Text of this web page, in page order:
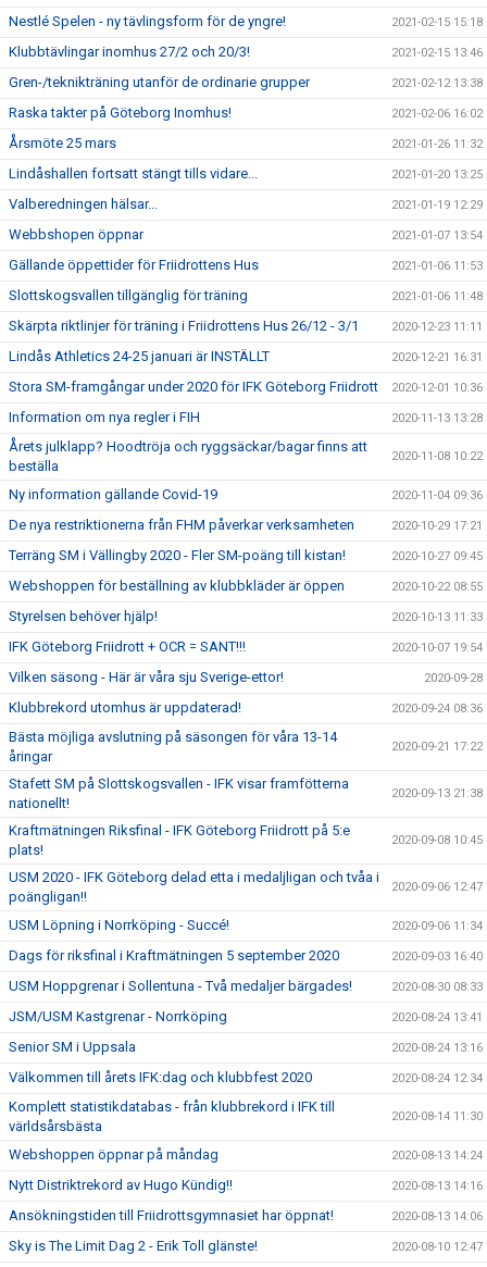
Nestlé Spelen - ny tävlingsform för de yngre! 2021-02-15 15:18
Klubbtävlingar inomhus 27/2 och 20/3! 2021-02-15 13:46
Gren-/teknikträning utanför de ordinarie grupper 2021-02-12 13:38
Raska takter på Göteborg Inomhus! 2021-02-06 16:02
Årsmöte 25 mars 2021-01-26 11:32
Lindåshallen fortsatt stängt tills vidare... 2021-01-20 13:25
Valberedningen hälsar... 2021-01-19 12:29
Webbshopen öppnar 2021-01-07 13:54
Gällande öppettider för Friidrottens Hus 2021-01-06 11:53
Slottskogsvallen tillgänglig för träning 2021-01-06 11:48
Skärpta riktlinjer för träning i Friidrottens Hus 26/12 - 3/1 2020-12-23 11:11
Lindås Athletics 24-25 januari är INSTÄLLT 2020-12-21 16:31
Stora SM-framgångar under 2020 för IFK Göteborg Friidrott 2020-12-01 10:36
Information om nya regler i FIH 2020-11-13 13:28
Årets julklapp? Hoodtröja och ryggsäckar/bagar finns att
beställa
2020-11-08 10:22
Ny information gällande Covid-19 2020-11-04 09:36
De nya restriktionerna från FHM påverkar verksamheten 2020-10-29 17:21
Terräng SM i Vällingby 2020 - Fler SM-poäng till kistan! 2020-10-27 09:45
Webshoppen för beställning av klubbkläder är öppen 2020-10-22 08:55
Styrelsen behöver hjälp! 2020-10-13 11:33
IFK Göteborg Friidrott + OCR = SANT!!! 2020-10-07 19:54
Vilken säsong - Här är våra sju Sverige-ettor! 2020-09-28
Klubbrekord utomhus är uppdaterad! 2020-09-24 08:36
Bästa möjliga avslutning på säsongen för våra 13-14
åringar
2020-09-21 17:22
Stafett SM på Slottskogsvallen - IFK visar framfötterna
nationellt!
2020-09-13 21:38
Kraftmätningen Riksfinal - IFK Göteborg Friidrott på 5:e
plats!
2020-09-08 10:45
USM 2020 - IFK Göteborg delad etta i medaljligan och tvåa i
poängligan!!
2020-09-06 12:47
USM Löpning i Norrköping - Succé! 2020-09-06 11:34
Dags för riksfinal i Kraftmätningen 5 september 2020 2020-09-03 16:40
USM Hoppgrenar i Sollentuna - Två medaljer bärgades! 2020-08-30 08:33
JSM/USM Kastgrenar - Norrköping 2020-08-24 13:41
Senior SM i Uppsala 2020-08-24 13:16
Välkommen till årets IFK:dag och klubbfest 2020 2020-08-24 12:34
Komplett statistikdatabas - från klubbrekord i IFK till
världsårsbästa
2020-08-14 11:30
Webshoppen öppnar på måndag 2020-08-13 14:24
Nytt Distriktrekord av Hugo Kündig!! 2020-08-13 14:16
Ansökningstiden till Friidrottsgymnasiet har öppnat! 2020-08-13 14:06
Sky is The Limit Dag 2 - Erik Toll glänste! 2020-08-10 12:47